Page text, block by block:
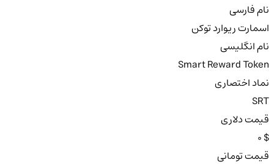
نام فارسی
اسمارت ریوارد توکن
نام انگلیسی
Smart Reward Token
نماد اختصاری
SRT
قیمت دلاری
0 $
قیمت تومانی